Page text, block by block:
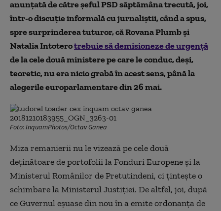
anunțată de către șeful PSD săptămâna trecută, joi,
într-o discuție informală cu jurnaliștii, când a spus,
spre surprinderea tuturor, că Rovana Plumb și
Natalia Intoterotrebuie să demisioneze de urgență
de la cele două ministere pe care le conduc, deși,
teoretic, nu era nicio grabă în acest sens, până la
alegerile europarlamentare din 26 mai.
Foto: InquamPhotos/Octav Ganea
Miza remanierii nu le vizează pe cele două
deținătoare de portofolii la Fonduri Europene și la
Ministerul Românilor de Pretutindeni, ci țintește o
schimbare la Ministerul Justiției. De altfel, joi, după
ce Guvernul eșuase din nou în a emite ordonanța de